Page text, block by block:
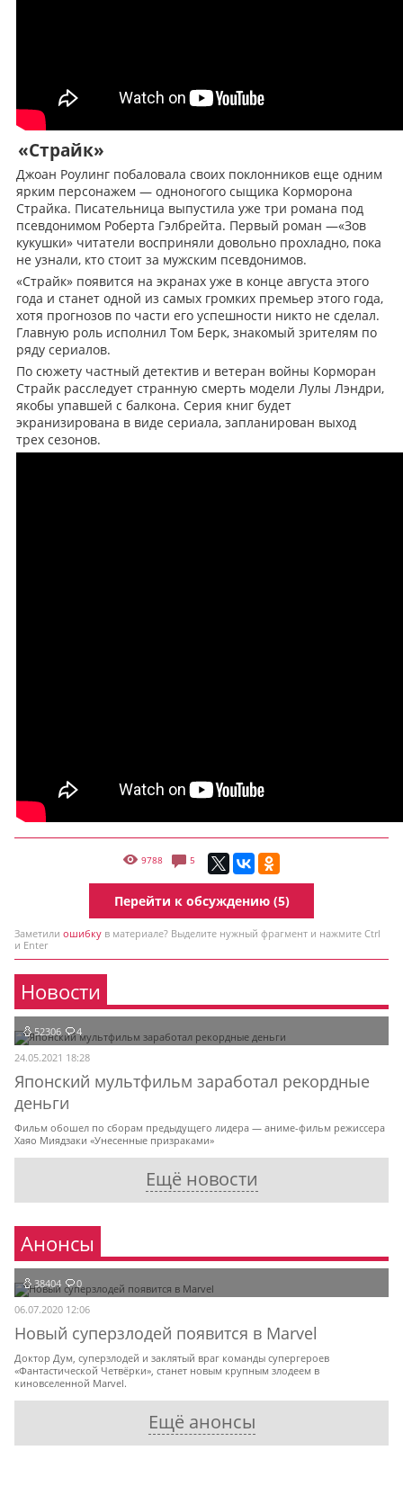
«Страйк»
Джоан Роулинг побаловала своих поклонников еще одним
ярким персонажем — одноногого сыщика Корморона
Страйка. Писательница выпустила уже три романа под
псевдонимом Роберта Гэлбрейта. Первый роман —«Зов
кукушки» читатели восприняли довольно прохладно, пока
не узнали, кто стоит за мужским псевдонимов.
«Страйк» появится на экранах уже в конце августа этого
года и станет одной из самых громких премьер этого года,
хотя прогнозов по части его успешности никто не сделал.
Главную роль исполнил Том Берк, знакомый зрителям по
ряду сериалов.
По сюжету частный детектив и ветеран войны Корморан
Страйк расследует странную смерть модели Лулы Лэндри,
якобы упавшей с балкона. Серия книг будет
экранизирована в виде сериала, запланирован выход
трех сезонов.
9788 5
Перейти к обсуждению (5)
Заметили ошибку в материале? Выделите нужный фрагмент и нажмите Ctrl
и Enter
Новости
52306 4
24.05.2021 18:28
Японский мультфильм заработал рекордные
деньги
Фильм обошел по сборам предыдущего лидера — аниме-фильм режиссера
Хаяо Миядзаки «Унесенные призраками»
Ещё новости
Анонсы
38404 0
06.07.2020 12:06
Новый суперзлодей появится в Marvel
Доктор Дум, суперзлодей и заклятый враг команды супергероев
«Фантастической Четвёрки», станет новым крупным злодеем в
киновселенной Marvel.
Ещё анонсы